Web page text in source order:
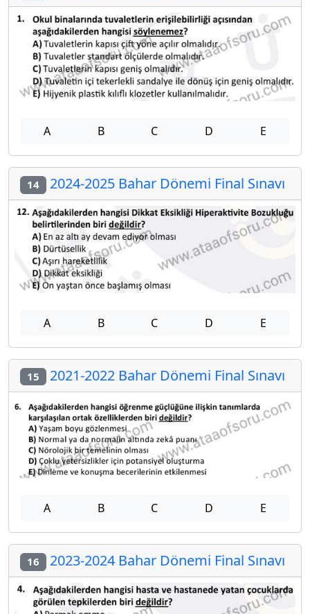
A B C D E
14 2024-2025 Bahar Dönemi Final Sınavı
A B C D E
15 2021-2022 Bahar Dönemi Final Sınavı
A B C D E
16 2023-2024 Bahar Dönemi Final Sınavı